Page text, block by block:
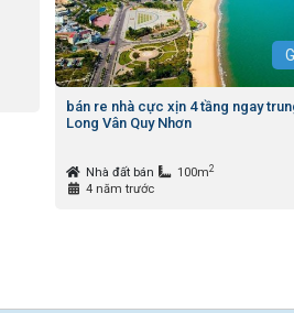
bán re nhà cực xịn 4 tầng ngay
Long Vân Quy Nhơn
Nhà đất bán 100m2
4 năm trước